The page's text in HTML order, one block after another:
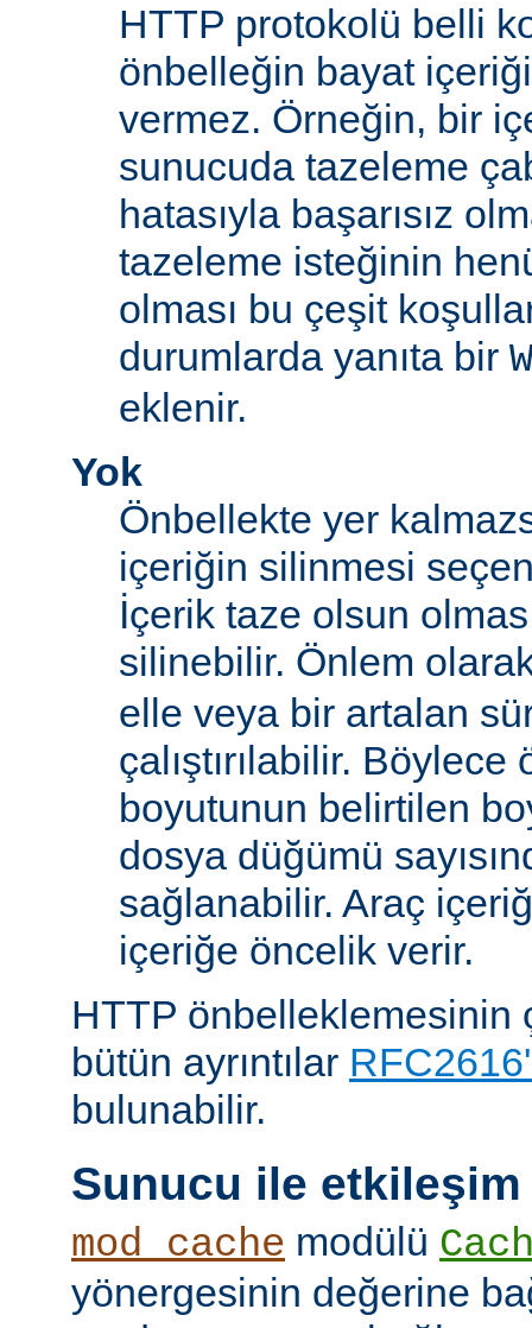
HTTP protokolü belli
önbelleğin bayat
vermez. Örneğin, bir
sunucuda tazeleme
hatasıyla başarısız
tazeleme isteğinin
olması bu çeşit
durumlarda yanıta bir
eklenir.
Yok
Önbellekte yer
içeriğin silinmesi
İçerik taze olsun
silinebilir. Önlem
elle veya bir artalan
çalıştırılabilir.
boyutunun belirtilen
dosya düğümü
sağlanabilir. Araç
içeriğe öncelik verir.
HTTP önbelleklemesinin
bütün ayrıntılar
bulunabilir.
Sunucu ile etkileşim
mod_cache modülü
yönergesinin değerine